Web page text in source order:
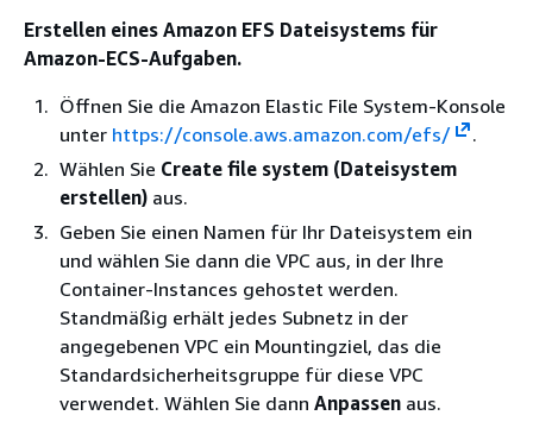
Erstellen eines Amazon EFS Dateisystems für
Amazon-ECS-Aufgaben.
Öffnen Sie die Amazon Elastic File System-Konsole
unter https://console.aws.amazon.com/efs/
.
Wählen Sie Create file system (Dateisystem
erstellen) aus.
Geben Sie einen Namen für Ihr Dateisystem ein
und wählen Sie dann die VPC aus, in der Ihre
Container-Instances gehostet werden.
Standmäßig erhält jedes Subnetz in der
angegebenen VPC ein Mountingziel, das die
Standardsicherheitsgruppe für diese VPC
verwendet. Wählen Sie dann Anpassen aus.